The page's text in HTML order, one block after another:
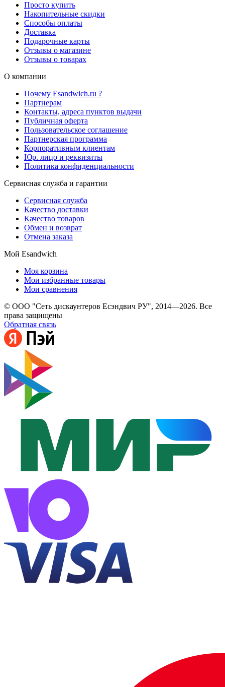
Просто купить
Накопительные скидки
Способы оплаты
Доставка
Подарочные карты
Отзывы о магазине
Отзывы о товарах
О компании
Почему Esandwich.ru ?
Партнерам
Контакты, адреса пунктов выдачи
Публичная оферта
Пользовательское соглашение
Партнерская программа
Корпоративным клиентам
Юр. лицо и реквизиты
Политика конфиденциальности
Сервисная служба и гарантии
Сервисная служба
Качество доставки
Качество товаров
Обмен и возврат
Отмена заказа
Мой Esandwich
Моя корзина
Мои избранные товары
Мои сравнения
© ООО "Сеть дискаунтеров Есэндвич РУ", 2014—2026. Все
права защищены
Обратная связь